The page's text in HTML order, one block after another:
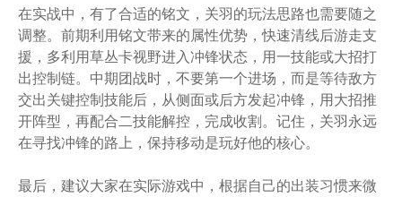
在实战中，有了合适的铭文，关羽的玩法思路也需要随之
调整。前期利用铭文带来的属性优势，快速清线后游走支
援，多利用草丛卡视野进入冲锋状态，用一技能或大招打
出控制链。中期团战时，不要第一个进场，而是等待敌方
交出关键控制技能后，从侧面或后方发起冲锋，用大招推
开阵型，再配合二技能解控，完成收割。记住，关羽永远
在寻找冲锋的路上，保持移动是玩好他的核心。
最后，建议大家在实际游戏中，根据自己的出装习惯来微